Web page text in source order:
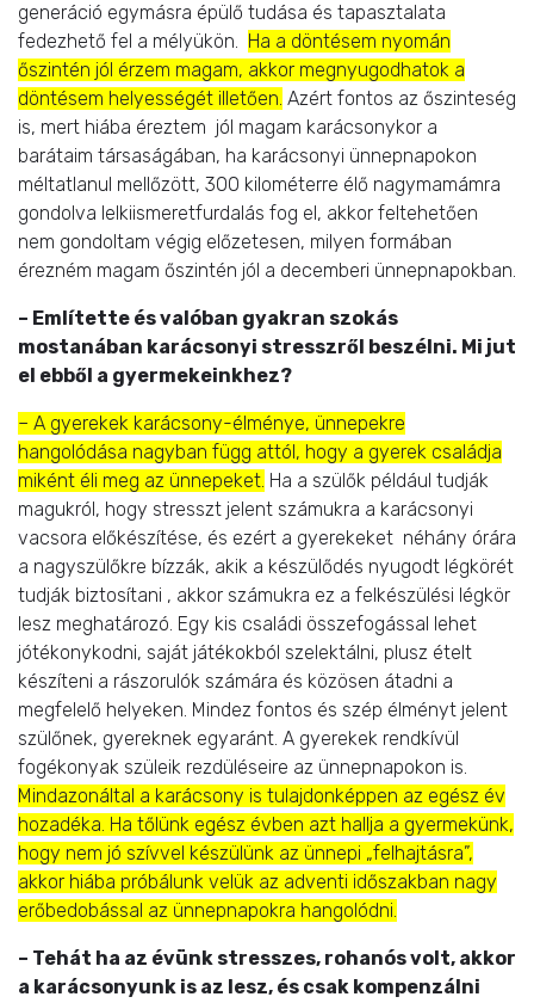
generáció egymásra épülő tudása és tapasztalata
fedezhető fel a mélyükön. Ha a döntésem nyomán
őszintén jól érzem magam, akkor megnyugodhatok a
döntésem helyességét illetően. Azért fontos az őszinteség
is, mert hiába éreztem jól magam karácsonykor a
barátaim társaságában, ha karácsonyi ünnepnapokon
méltatlanul mellőzött, 300 kilométerre élő nagymamámra
gondolva lelkiismeretfurdalás fog el, akkor feltehetően
nem gondoltam végig előzetesen, milyen formában
érezném magam őszintén jól a decemberi ünnepnapokban.
– Említette és valóban gyakran szokás
mostanában karácsonyi stresszről beszélni. Mi jut
el ebből a gyermekeinkhez?
– A gyerekek karácsony-élménye, ünnepekre
hangolódása nagyban függ attól, hogy a gyerek családja
miként éli meg az ünnepeket. Ha a szülők például tudják
magukról, hogy stresszt jelent számukra a karácsonyi
vacsora előkészítése, és ezért a gyerekeket néhány órára
a nagyszülőkre bízzák, akik a készülődés nyugodt légkörét
tudják biztosítani , akkor számukra ez a felkészülési légkör
lesz meghatározó. Egy kis családi összefogással lehet
jótékonykodni, saját játékokból szelektálni, plusz ételt
készíteni a rászorulók számára és közösen átadni a
megfelelő helyeken. Mindez fontos és szép élményt jelent
szülőnek, gyereknek egyaránt. A gyerekek rendkívül
fogékonyak szüleik rezdüléseire az ünnepnapokon is.
Mindazonáltal a karácsony is tulajdonképpen az egész év
hozadéka. Ha tőlünk egész évben azt hallja a gyermekünk,
hogy nem jó szívvel készülünk az ünnepi „felhajtásra”,
akkor hiába próbálunk velük az adventi időszakban nagy
erőbedobással az ünnepnapokra hangolódni.
– Tehát ha az évünk stresszes, rohanós volt, akkor
a karácsonyunk is az lesz, és csak kompenzálni